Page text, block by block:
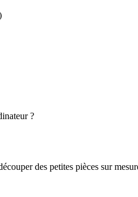
?
des petites pièces sur